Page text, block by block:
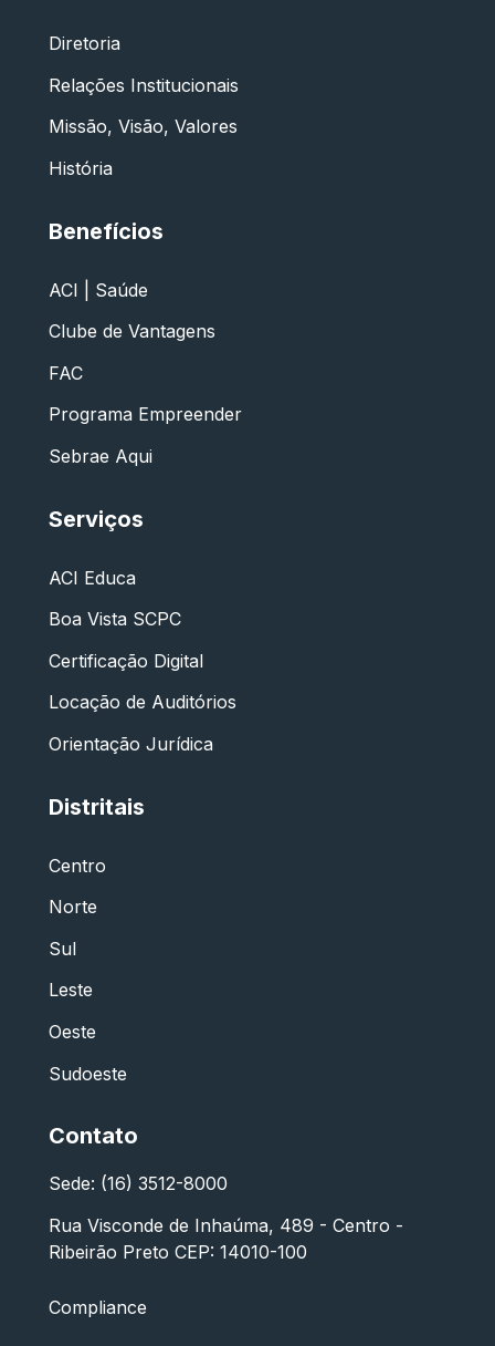
Diretoria
Relações Institucionais
Missão, Visão, Valores
História
Benefícios
ACI | Saúde
Clube de Vantagens
FAC
Programa Empreender
Sebrae Aqui
Serviços
ACI Educa
Boa Vista SCPC
Certificação Digital
Locação de Auditórios
Orientação Jurídica
Distritais
Centro
Norte
Sul
Leste
Oeste
Sudoeste
Contato
Sede: (16) 3512-8000
Rua Visconde de Inhaúma, 489 - Centro -
Ribeirão Preto CEP: 14010-100
Compliance